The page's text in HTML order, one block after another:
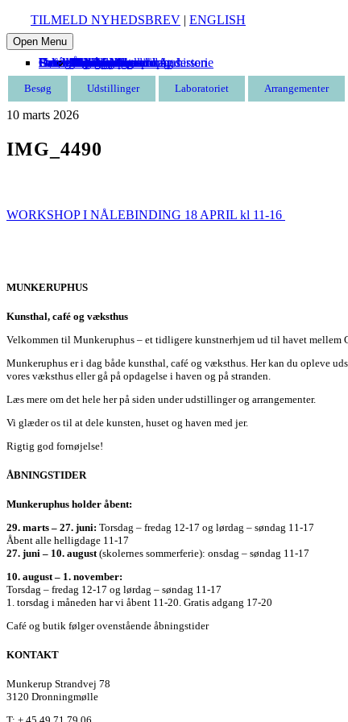
TILMELD NYHEDSBREV | ENGLISH
Open Menu
BesøgEntré
Åbningstider
Find vej
Butik
Omvisning
Udstillinger
Aktuelle
Kommende
Tidligere
Laboratoriet
Arrangementer
Kommende
Tidligere
Udeskole
Om Munkeruphus
Munkeruphus i dag
Husets arkitektur og historie
Gunnar Aagaard Andersen
Have og strand
Leje af Munkeruphus
Organisation
Stillinger
Persondatapolitik
Støt Støt Munkeruphus
Bliv kunstven
Bliv frivillig
Bliv sponsor
Tak til
Café
Besøg Udstillinger Laboratoriet Arrangementer
10 marts 2026
IMG_4490
WORKSHOP I NÅLEBINDING 18 APRIL kl 11-16
MUNKERUPHUS
Kunsthal, café og væksthus
Velkommen til Munkeruphus – et tidligere kunstnerhjem ud til havet mellem
Munkeruphus er i dag både kunsthal, café og væksthus. Her kan du opleve
vores væksthus eller gå på opdagelse i haven og på stranden.
Læs mere om det hele her på siden under udstillinger og arrangementer.
Vi glæder os til at dele kunsten, huset og haven med jer.
Rigtig god fornøjelse!
ÅBNINGSTIDER
Munkeruphus holder åbent:
29. marts – 27. juni: Torsdag – fredag 12-17 og lørdag – søndag 11-17
Åbent alle helligdage 11-17
27. juni – 10. august (skolernes sommerferie): onsdag – søndag 11-17
10. august – 1. november:
Torsdag – fredag 12-17 og lørdag – søndag 11-17
1. torsdag i måneden har vi åbent 11-20. Gratis adgang 17-20
Café og butik følger ovenstående åbningstider
KONTAKT
Munkerup Strandvej 78
3120 Dronningmølle